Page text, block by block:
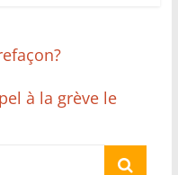
à la grève le